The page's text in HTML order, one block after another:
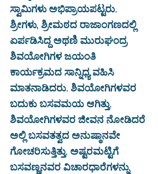
ಸ್ವಾಮಿಗಳು ಅಭಿಪ್ರಾಯಪಟ್ಟರು.
ಶ್ರೀಗಳು, ಶ್ರೀಮಠದ ರಾಜಾಂಗಣದಲ್ಲಿ
ಏರ್ಪಡಿಸಿದ್ದ ಅಥಣಿ ಮುರುಘಂದ್ರ
ಶಿವಯೋಗಿಗಳ ಜಯಂತಿ
ಕಾರ್ಯಕ್ರಮದ ಸಾನ್ನಿಧ್ಯ ವಹಿಸಿ
ಮಾತನಾಡಿದರು. ಶಿವಯೋಗಿಗಳವರ
ಬದುಕು ಬಸವಮಯ ಆಗಿತ್ತು.
ಶಿವಯೋಗಿಗಳವರ ಜೀವನ ನೋಡಿದರೆ
ಅಲ್ಲಿ ಬಸವತತ್ವದ ಅನುಷ್ಠಾನವೇ
ಗೋಚರಿಸುತ್ತಿತ್ತು. ಅಷ್ಟರಮಟ್ಟಿಗೆ
ಬಸವಣ್ಣನವರ ವಿಚಾರಧಾರೆಗಳನ್ನು